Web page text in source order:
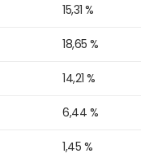
15,31 %
18,65 %
14,21 %
6,44 %
1,45 %